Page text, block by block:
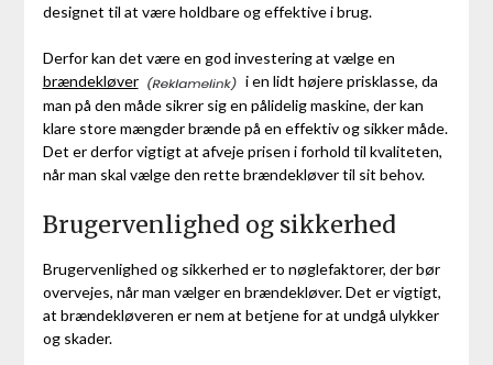
designet til at være holdbare og effektive i brug.
Derfor kan det være en god investering at vælge en
brændekløver
i en lidt højere prisklasse, da
man på den måde sikrer sig en pålidelig maskine, der kan
klare store mængder brænde på en effektiv og sikker måde.
Det er derfor vigtigt at afveje prisen i forhold til kvaliteten,
når man skal vælge den rette brændekløver til sit behov.
Brugervenlighed og sikkerhed
Brugervenlighed og sikkerhed er to nøglefaktorer, der bør
overvejes, når man vælger en brændekløver. Det er vigtigt,
at brændekløveren er nem at betjene for at undgå ulykker
og skader.